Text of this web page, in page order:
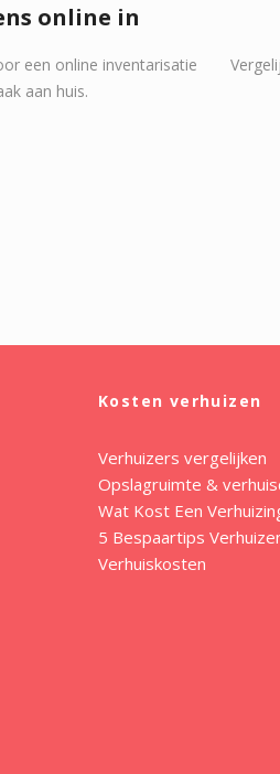
online in
een online inventarisatie
aan huis.
Kosten verhuizen
Verhuizers vergelijken
Opslagruimte &
Wat Kost Een
5 Bespaartips
Verhuiskosten